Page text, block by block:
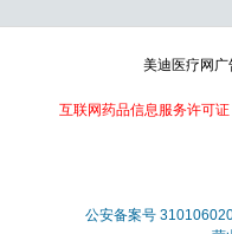
美迪医疗网
互联网药品信息服务许可
公安备案号